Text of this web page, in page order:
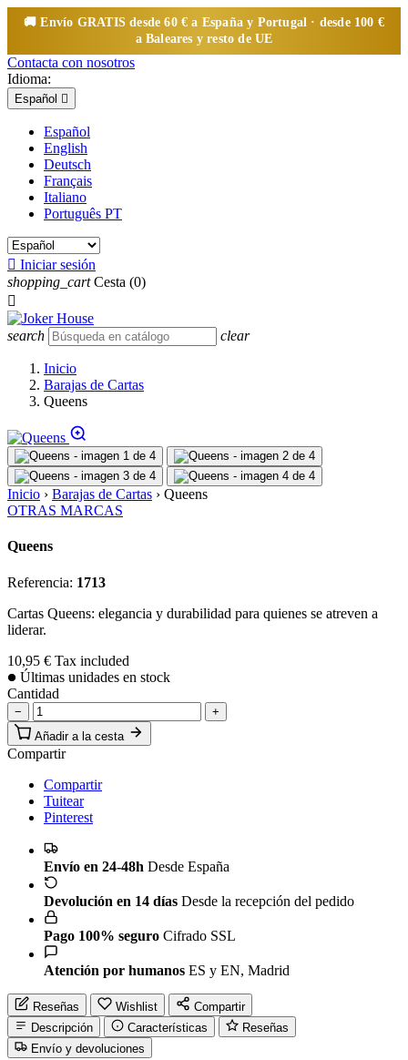
🚚 Envío GRATISdesde 60 € a España y Portugal · desde 100 €
a Baleares y resto de UE
Contacta con nosotros
Idioma:
Español 
Español
English
Deutsch
Français
Italiano
Português PT
 Iniciar sesión
shopping_cart Cesta (0)

search clear
Inicio
Barajas de Cartas
Queens
Inicio › Barajas de Cartas › Queens
OTRAS MARCAS
Queens
Referencia: 1713
Cartas Queens: elegancia y durabilidad para quienes se atreven a
liderar.
10,95 € Tax included
Últimas unidades en stock
Cantidad
−
+
Añadir a la cesta
Compartir
Compartir
Tuitear
Pinterest
Envío en 24-48h Desde España
Devolución en 14 días Desde la recepción del pedido
Pago 100% seguro Cifrado SSL
Atención por humanos ES y EN, Madrid
Reseñas Wishlist
Compartir
Descripción
Características
Reseñas
Envío y devoluciones